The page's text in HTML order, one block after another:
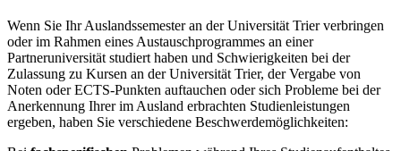
Wenn Sie Ihr Auslandssemester an der Universität Trier verbringen
oder im Rahmen eines Austauschprogrammes an einer
Partneruniversität studiert haben und Schwierigkeiten bei der
Zulassung zu Kursen an der Universität Trier, der Vergabe von
Noten oder ECTS-Punkten auftauchen oder sich Probleme bei der
Anerkennung Ihrer im Ausland erbrachten Studienleistungen
ergeben, haben Sie verschiedene Beschwerdemöglichkeiten: